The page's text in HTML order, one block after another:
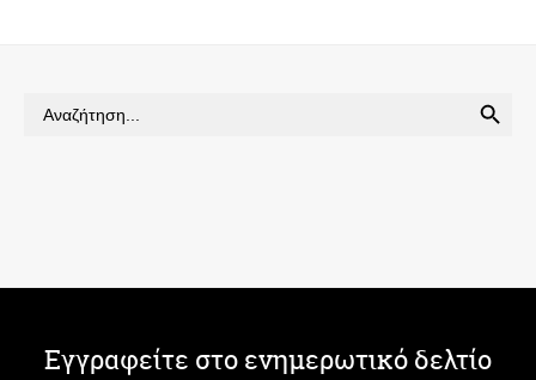
Search
for:
Εγγραφείτε στο ενημερωτικό δελτίο